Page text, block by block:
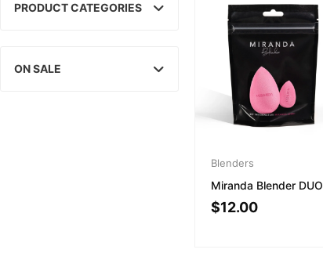
PRODUCT CATEGORIES
ON SALE
Blenders
Miranda Blender DUO
$12.00